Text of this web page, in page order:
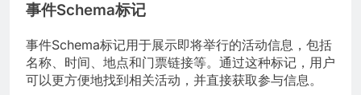
事件Schema标记
事件Schema标记用于展示即将举行的活动信息，包括
名称、时间、地点和门票链接等。通过这种标记，用户
可以更方便地找到相关活动，并直接获取参与信息。